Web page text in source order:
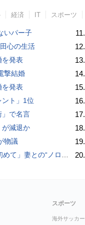
経済 IT スポーツ
いパー子
心の生活
発表
撃結婚
発表
ント」1位
」で名言
が減退か
物議
響続々「威力抜群」「奥様かっこいい」
11.
12.
13.
14.
15.
16.
17.
18.
19.
20.
スポーツ
海外サッカー